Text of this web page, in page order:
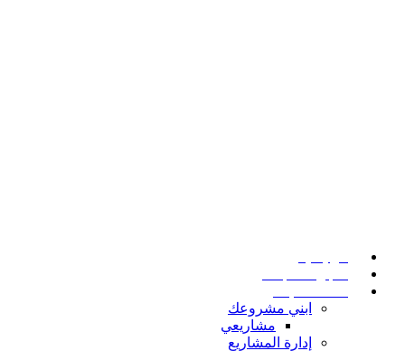
ابني مشروعك
مشاريعي
إدارة المشاريع